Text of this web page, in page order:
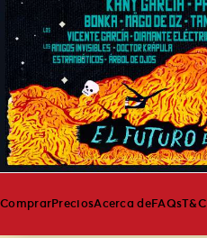
ComprarPreciosAcerca deFAQsT&C
COMPRAR